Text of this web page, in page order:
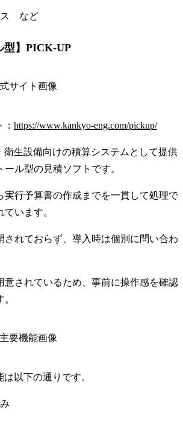
ス など
型】PICK-UP
https://www.kankyo-eng.com/pickup/
衛生設備向けの積算システムとして提供
ル型の見積ソフトです。
実行予算書の作成までを一貫して処理で
います。
されておらず、導入時は個別に問い合わ
意されているため、事前に操作感を確認
以下の通りです。